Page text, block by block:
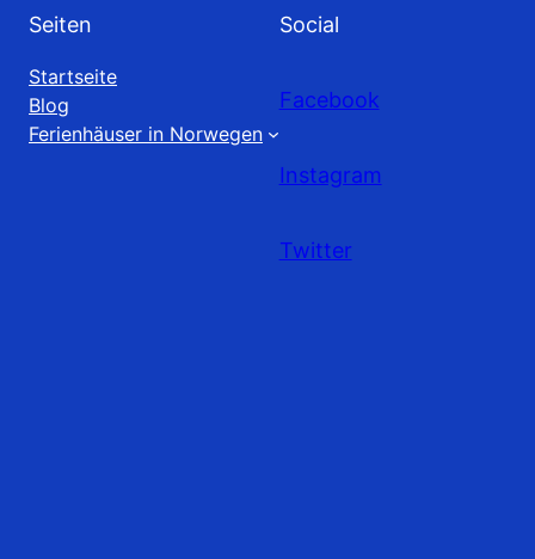
Seiten
Startseite
Blog
Ferienhäuser in Norwegen
Social
Facebook
Instagram
Twitter